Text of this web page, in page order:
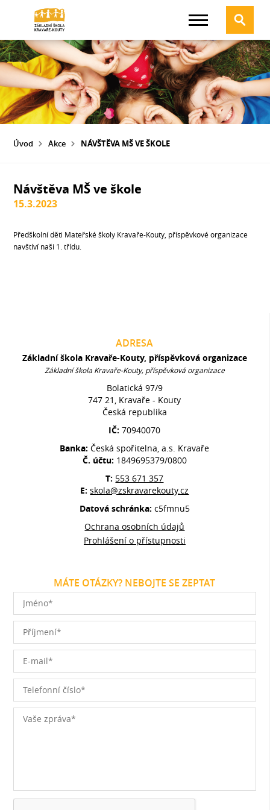
Úvod Akce NÁVŠTĚVA MŠ VE ŠKOLE
Návštěva MŠ ve škole
15.3.2023
Předškolní děti Mateřské školy Kravaře-Kouty, příspěvkové organizace
navštíví naši 1. třídu.
ADRESA
Základní škola Kravaře-Kouty, příspěvková organizace
Základní škola Kravaře-Kouty, příspěvková organizace
Bolatická 97/9
747 21, Kravaře - Kouty
Česká republika
IČ:70940070
Banka:Česká spořitelna, a.s. Kravaře
Č. účtu: 1849695379/0800
T: 553 671 357
E:skola@zskravarekouty.cz
Datová schránka: c5fmnu5
Ochrana osobních údajů
Prohlášení o přístupnosti
MÁTE OTÁZKY? NEBOJTE SE ZEPTAT